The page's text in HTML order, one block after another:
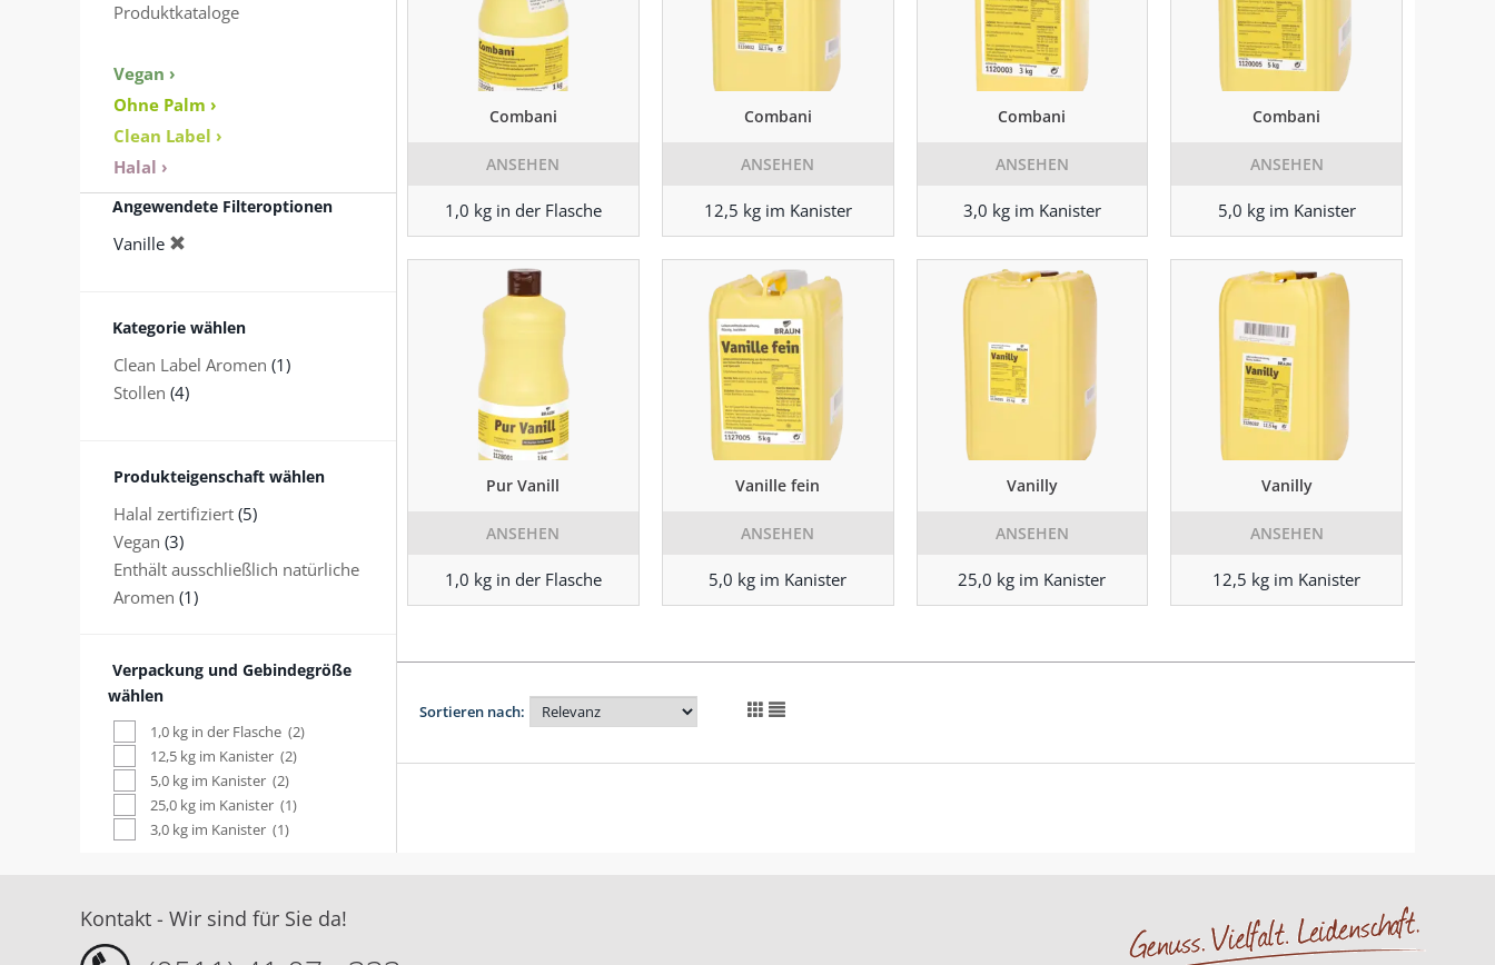
Produktkataloge
Vegan ›
Ohne Palm ›
Clean Label ›
Halal ›
Angewendete Filteroptionen
Vanille
Kategorie wählen
Clean Label Aromen (1)
Stollen (4)
Produkteigenschaft wählen
Halal zertifiziert (5)
Vegan (3)
Enthält ausschließlich natürliche
Aromen (1)
Verpackung und Gebindegröße
wählen
1,0 kg in der Flasche (2)
12,5 kg im Kanister (2)
5,0 kg im Kanister (2)
25,0 kg im Kanister (1)
3,0 kg im Kanister (1)
Combani
ANSEHEN
1,0 kg in der Flasche
Combani
ANSEHEN
12,5 kg im Kanister
Combani
ANSEHEN
3,0 kg im Kanister
Combani
ANSEHEN
5,0 kg im Kanister
Pur Vanill
ANSEHEN
1,0 kg in der Flasche
Vanille fein
ANSEHEN
5,0 kg im Kanister
Vanilly
ANSEHEN
25,0 kg im Kanister
Vanilly
ANSEHEN
12,5 kg im Kanister
Sortieren nach:
Kontakt - Wir sind für Sie da!